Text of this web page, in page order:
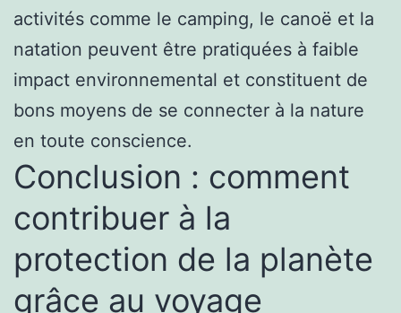
activités comme le camping, le canoë et la
natation peuvent être pratiquées à faible
impact environnemental et constituent de
bons moyens de se connecter à la nature
en toute conscience.
Conclusion : comment
contribuer à la
protection de la planète
grâce au voyage